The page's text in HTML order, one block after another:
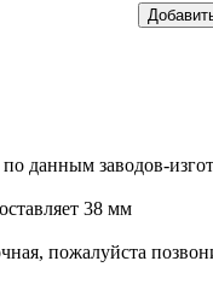
данным заводов-
38 мм
пожалуйста